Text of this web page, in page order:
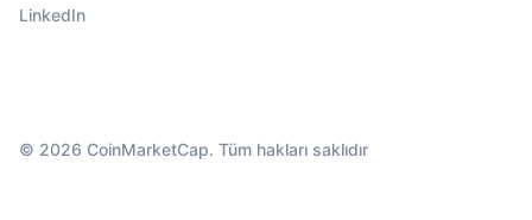
LinkedIn
© 2026 CoinMarketCap. Tüm hakları saklıdır